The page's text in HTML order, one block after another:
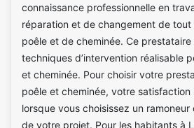
connaissance professionnelle en
réparation et de changement de
poêle et de cheminée. Ce
techniques d’intervention réalisable
et cheminée. Pour choisir votre
poêle et cheminée, votre satisfaction
lorsque vous choisissez un
de votre projet. Pour les habitants à